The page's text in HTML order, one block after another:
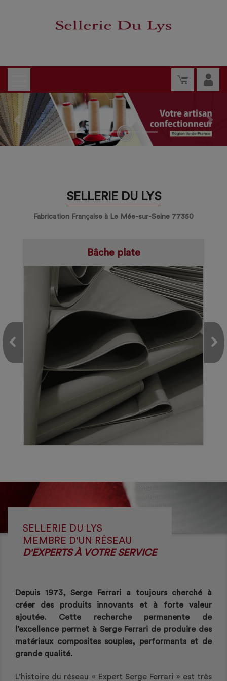
Previous Next
SELLERIE DU LYS
Fabrication Française à Le Mée-sur-Seine 77350
Bâche plate
SELLERIE DU LYS
MEMBRE D'UN RÉSEAU
D'EXPERTS À VOTRE SERVICE
Depuis 1973, Serge Ferrari a toujours cherché à
créer des produits innovants et à forte valeur
ajoutée. Cette recherche permanente de
l’excellence permet à Serge Ferrari de produire des
matériaux composites souples, performants et de
grande qualité.
L’histoire du réseau « Expert Serge Ferrari » est très